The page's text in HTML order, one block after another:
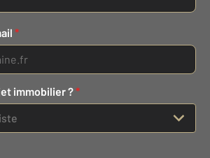
*
immobilier ?*